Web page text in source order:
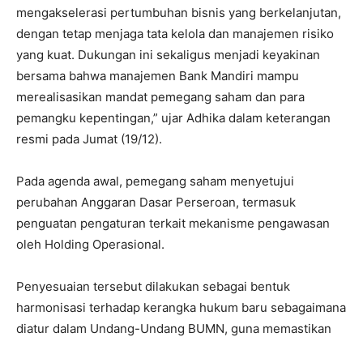
mengakselerasi pertumbuhan bisnis yang berkelanjutan,
dengan tetap menjaga tata kelola dan manajemen risiko
yang kuat. Dukungan ini sekaligus menjadi keyakinan
bersama bahwa manajemen Bank Mandiri mampu
merealisasikan mandat pemegang saham dan para
pemangku kepentingan,” ujar Adhika dalam keterangan
resmi pada Jumat (19/12).
Pada agenda awal, pemegang saham menyetujui
perubahan Anggaran Dasar Perseroan, termasuk
penguatan pengaturan terkait mekanisme pengawasan
oleh Holding Operasional.
Penyesuaian tersebut dilakukan sebagai bentuk
harmonisasi terhadap kerangka hukum baru sebagaimana
diatur dalam Undang-Undang BUMN, guna memastikan